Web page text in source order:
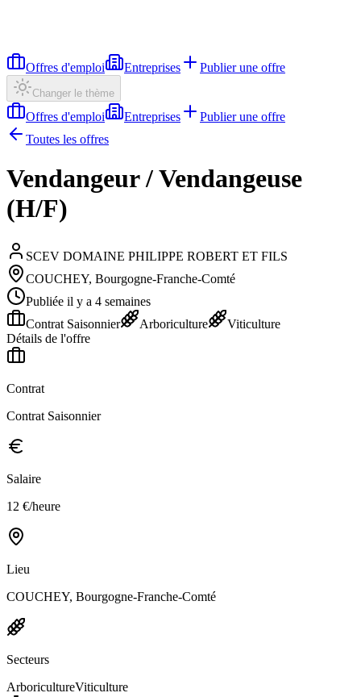
Offres d'emploi Entreprises Publier une offre
Changer le thème
Offres d'emploi Entreprises
Publier une offre
Toutes les offres
Vendangeur / Vendangeuse
(H/F)
SCEV DOMAINE PHILIPPE ROBERT ET FILS
COUCHEY, Bourgogne-Franche-Comté
Publiée il y a 4 semaines
Contrat Saisonnier
Arboriculture
Viticulture
Détails de l'offre
Contrat
Contrat Saisonnier
Salaire
12 €/heure
Lieu
COUCHEY, Bourgogne-Franche-Comté
Secteurs
ArboricultureViticulture